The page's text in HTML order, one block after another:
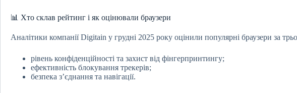
📊 Хто склав рейтинг і як оцінювали браузери
Аналітики компанії Digitain у грудні 2025 року оцінили популярні браузери за
рівень конфіденційності та захист від фінгерпринтингу;
ефективність блокування трекерів;
безпека з’єднання та навігації.